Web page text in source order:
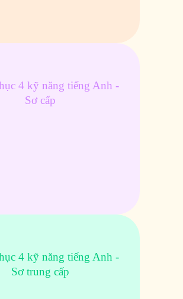
4 kỹ năng tiếng Anh -
Sơ cấp
4 kỹ năng tiếng Anh -
Sơ trung cấp